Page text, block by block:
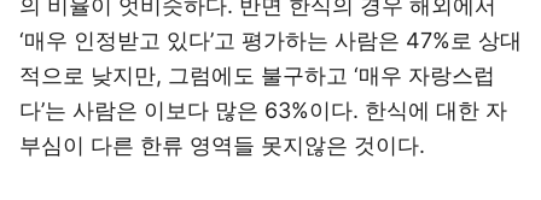
의 비율이 엇비슷하다. 반면 한식의 경우 해외에서
‘매우 인정받고 있다’고 평가하는 사람은 47%로 상대
적으로 낮지만, 그럼에도 불구하고 ‘매우 자랑스럽
다’는 사람은 이보다 많은 63%이다. 한식에 대한 자
부심이 다른 한류 영역들 못지않은 것이다.